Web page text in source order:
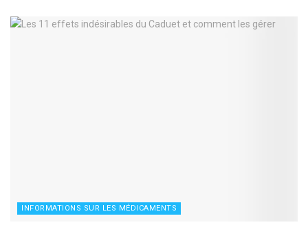
INFORMATIONS SUR LES MÉDICAMENTS